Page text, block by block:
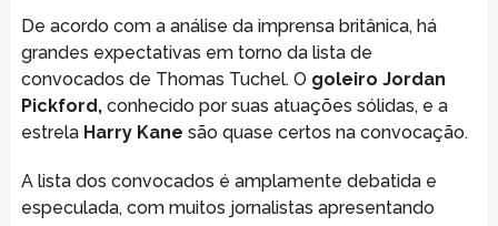
De acordo com a análise da imprensa britânica, há
grandes expectativas em torno da lista de
convocados de Thomas Tuchel. O goleiro Jordan
Pickford,conhecido por suas atuações sólidas, e a
estrela Harry Kane são quase certos na convocação.
A lista dos convocados é amplamente debatida e
especulada, com muitos jornalistas apresentando